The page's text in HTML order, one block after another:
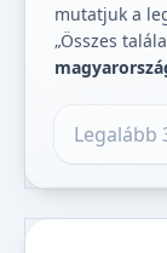
mutatjuk a
„Összes